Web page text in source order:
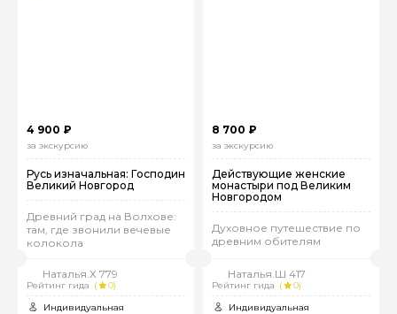
4 900 ₽
за экскурсию
Русь изначальная: Господин
Великий Новгород
Древний град на Волхове:
там, где звонили вечевые
колокола
Наталья.Х 779
Рейтинг гида (
0)
Индивидуальная
8 700 ₽
за экскурсию
Действующие женские
монастыри под Великим
Новгородом
Духовное путешествие по
древним обителям
Наталья.Ш 417
Рейтинг гида (
0)
Индивидуальная